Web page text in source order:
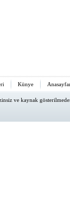
Künye
ve kaynak